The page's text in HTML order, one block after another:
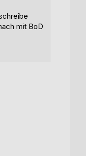
mit BoD